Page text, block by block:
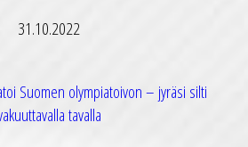
31.10.2022
Suomen olympiatoivon – jyräsi silti
tavalla